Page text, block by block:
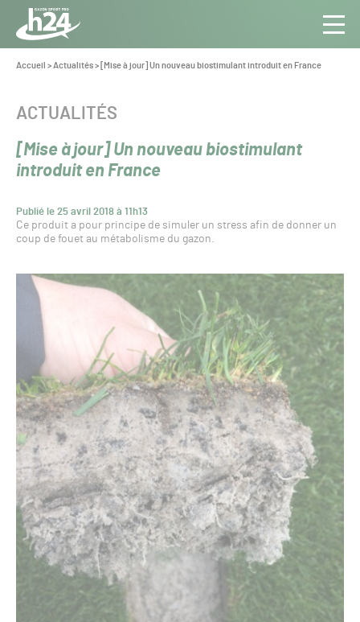
Panneau de gestion des cookies
Aller au contenu
Toute
l’info
Pro
Vous
Accueil >Actualités> [Mise à jour] Un nouveau biostimulant introduit en France
[Mise à jour] Un nouveau biostimulant
introduit en France
Publié le 25 avril 2018 à 11h13
CATÉGORIE :
ACTUALITÉS
Ce produit a pour principe de simuler un stress afin de donner un
coup de fouet au métabolisme du gazon.